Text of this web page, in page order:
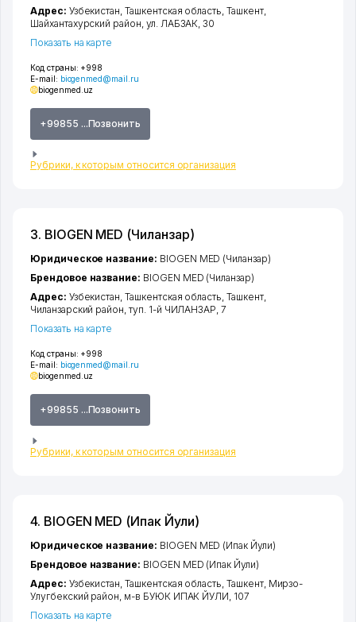
Код страны: +998
E-mail: biogenmed@mail.ru
biogenmed.uz
+99855 ...Позвонить
Рубрики, к которым относится организация
Адрес: Узбекистан,Ташкентская область,Ташкент,
Шайхантахурский район, ул. ЛАБЗАК, 30
Показать на карте
3. BIOGEN MED (Чиланзар)
Код страны: +998
E-mail: biogenmed@mail.ru
biogenmed.uz
+99855 ...Позвонить
Рубрики, к которым относится организация
Юридическое название: BIOGEN MED (Чиланзар)
Брендовое название: BIOGEN MED (Чиланзар)
Адрес: Узбекистан,Ташкентская область,Ташкент,
Чиланзарский район,туп. 1-й ЧИЛАНЗАР, 7
Показать на карте
4. BIOGEN MED (Ипак Йули)
Юридическое название: BIOGEN MED (Ипак Йули)
Брендовое название: BIOGEN MED (Ипак Йули)
Адрес: Узбекистан,Ташкентская область ,Ташкент, Мирзо-
Улугбекский район м-в БУЮК ИПАК ЙУЛИ , 107
Показать на карте